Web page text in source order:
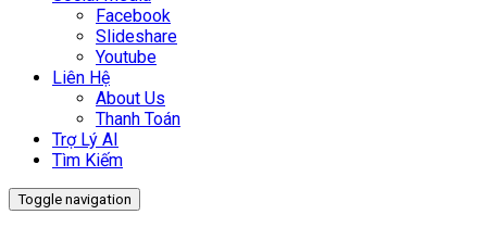
Facebook
Slideshare
Youtube
Liên Hệ
About Us
Thanh Toán
Trợ Lý AI
Tìm Kiếm
Toggle navigation